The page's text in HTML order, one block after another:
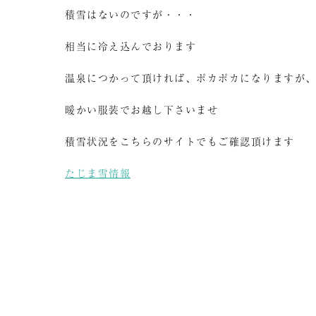
積雪はないのですが・・・
相当に冷え込んでおります
温泉につかって頂ければ、ポカポカになりますが、
暖かい服装でお越し下さいませ
積雪状況をこちらのサイトでもご確認頂けます
たじま雪情報